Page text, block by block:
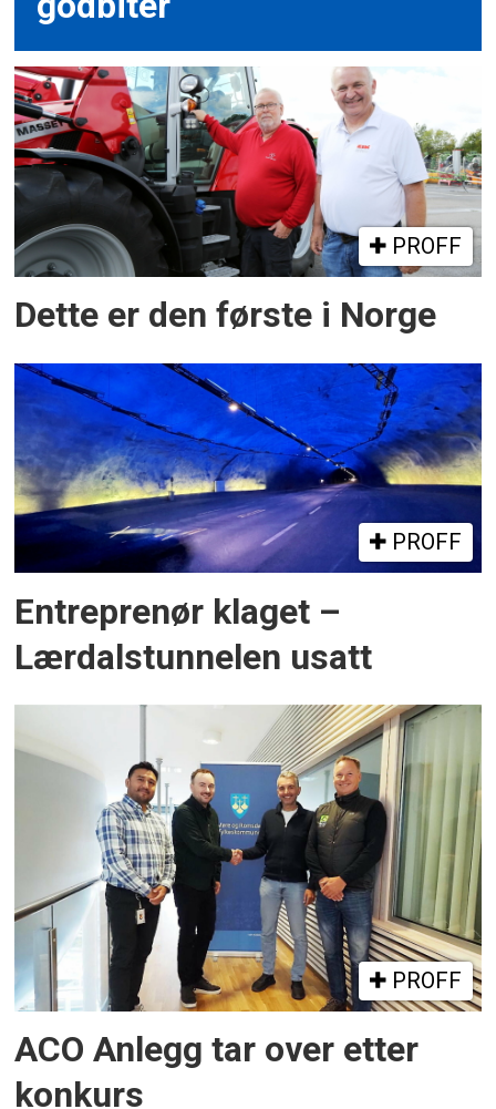
PROFF
Dette er den første i Norge
PROFF
Entreprenør klaget –
Lærdalstunnelen usatt
PROFF
ACO Anlegg tar over etter
konkurs